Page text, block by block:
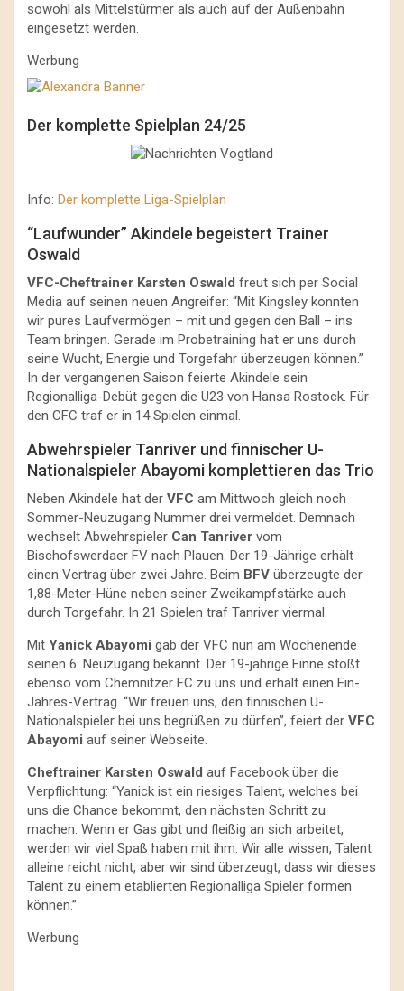
sowohl als Mittelstürmer als auch auf der Außenbahn
eingesetzt werden.
Werbung
Der komplette Spielplan 24/25
Info: Der komplette Liga-Spielplan
“Laufwunder” Akindele begeistert Trainer
Oswald
VFC-Cheftrainer Karsten Oswald freut sich per Social
Media auf seinen neuen Angreifer: “Mit Kingsley konnten
wir pures Laufvermögen – mit und gegen den Ball – ins
Team bringen. Gerade im Probetraining hat er uns durch
seine Wucht, Energie und Torgefahr überzeugen können.”
In der vergangenen Saison feierte Akindele sein
Regionalliga-Debüt gegen die U23 von Hansa Rostock. Für
den CFC traf er in 14 Spielen einmal.
Abwehrspieler Tanriver und finnischer U-
Nationalspieler Abayomi komplettieren das Trio
Neben Akindele hat der VFC am Mittwoch gleich noch
Sommer-Neuzugang Nummer drei vermeldet. Demnach
wechselt Abwehrspieler Can Tanriver vom
Bischofswerdaer FV nach Plauen. Der 19-Jährige erhält
einen Vertrag über zwei Jahre. Beim BFV überzeugte der
1,88-Meter-Hüne neben seiner Zweikampfstärke auch
durch Torgefahr. In 21 Spielen traf Tanriver viermal.
Mit Yanick Abayomi gab der VFC nun am Wochenende
seinen 6. Neuzugang bekannt. Der 19-jährige Finne stößt
ebenso vom Chemnitzer FC zu uns und erhält einen Ein-
Jahres-Vertrag. “Wir freuen uns, den finnischen U-
Nationalspieler bei uns begrüßen zu dürfen”, feiert der VFC
Abayomi auf seiner Webseite.
Cheftrainer Karsten Oswald auf Facebook über die
Verpflichtung: “Yanick ist ein riesiges Talent, welches bei
uns die Chance bekommt, den nächsten Schritt zu
machen. Wenn er Gas gibt und fleißig an sich arbeitet,
werden wir viel Spaß haben mit ihm. Wir alle wissen, Talent
alleine reicht nicht, aber wir sind überzeugt, dass wir dieses
Talent zu einem etablierten Regionalliga Spieler formen
können.”
Werbung